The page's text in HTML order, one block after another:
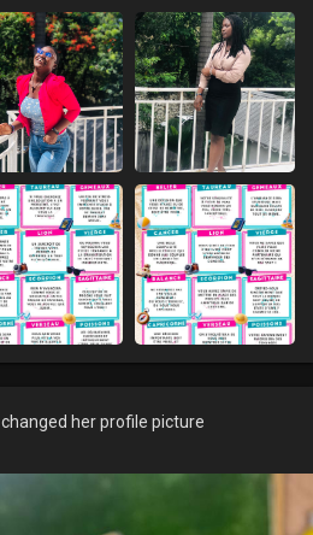
changed her profile picture